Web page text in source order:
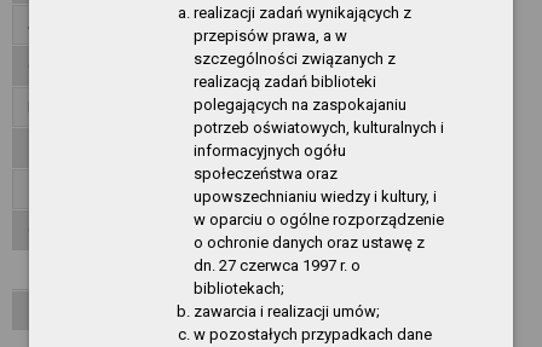
Jednostki organizacyjne
Załatwianie spraw, skargi, wnioski
realizacji zadań wynikających z
przepisów prawa, a w
szczególności związanych z
realizacją zadań biblioteki
polegających na zaspokajaniu
potrzeb oświatowych, kulturalnych i
informacyjnych ogółu
społeczeństwa oraz
upowszechnianiu wiedzy i kultury, i
w oparciu o ogólne rozporządzenie
o ochronie danych oraz ustawę z
dn. 27 czerwca 1997 r. o
bibliotekach;
zawarcia i realizacji umów;
w pozostałych przypadkach dane